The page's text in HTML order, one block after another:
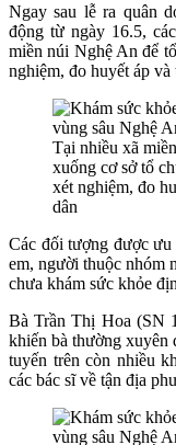
Ngay sau lễ ra quân
động từ ngày 16.5,
miền núi Nghệ An để
nghiệm, đo huyết áp
Tại nhiều xã
xuống cơ sở tổ
xét nghiệm, đo
dân
Các đối tượng được
em, người thuộc nhóm
chưa khám sức khỏe
Bà Trần Thị Hoa (SN
khiến bà thường xuyên
tuyến trên còn nhiều
các bác sĩ về tận địa